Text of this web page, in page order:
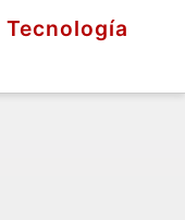
Tecnología